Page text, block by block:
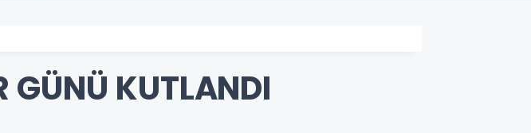
GÜNÜ KUTLANDI